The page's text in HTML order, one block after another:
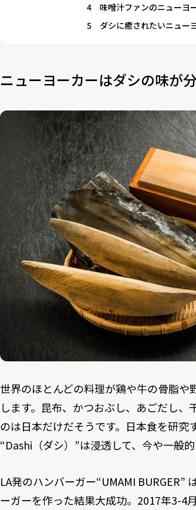
4
味噌汁ファンのニューヨ
5
ダシに癒されたいニュー
ニューヨーカーはダシの味が
世界のほとんどの料理が鶏や牛の骨脂や
します。昆布、かつおぶし、あごだし
のは日本だけだそうです。日本食を研
“Dashi（ダシ）”は浸透して、今や一般的
LA発のハンバーガー“UMAMI BURGER”
ーガーを作った結果大成功。2017年3-4月